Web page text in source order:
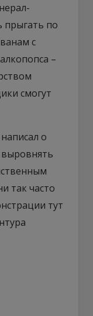
прыгать по
с
–
смогут
о
так часто
тут